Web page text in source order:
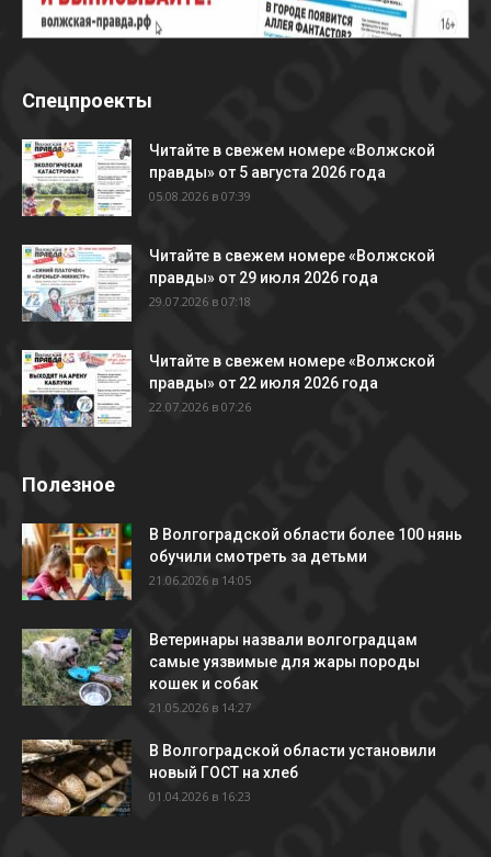
Спецпроекты
Читайте в свежем номере «Волжской
правды» от 5 августа 2026 года
05.08.2026 в 07:39
Читайте в свежем номере «Волжской
правды» от 29 июля 2026 года
29.07.2026 в 07:18
Читайте в свежем номере «Волжской
правды» от 22 июля 2026 года
22.07.2026 в 07:26
Полезное
В Волгоградской области более 100 нянь
обучили смотреть за детьми
21.06.2026 в 14:05
Ветеринары назвали волгоградцам
самые уязвимые для жары породы
кошек и собак
21.05.2026 в 14:27
В Волгоградской области установили
новый ГОСТ на хлеб
01.04.2026 в 16:23